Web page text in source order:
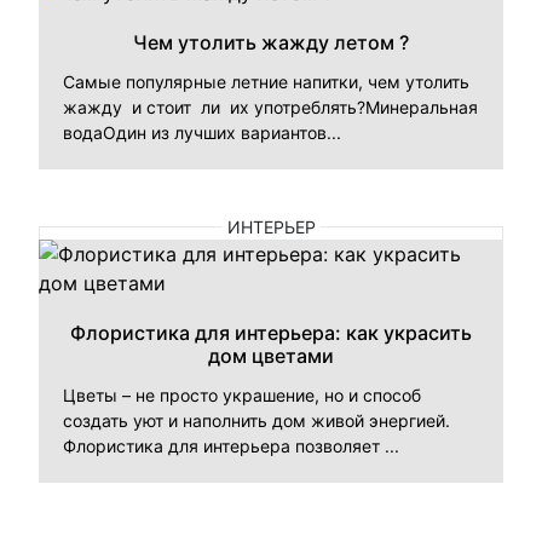
Чем утолить жажду летом ?
Самые популярные летние напитки, чем утолить
жажду и стоит ли их употреблять?Минеральная
водаОдин из лучших вариантов...
ИНТЕРЬЕР
Флористика для интерьера: как украсить
дом цветами
Цветы – не просто украшение, но и способ
создать уют и наполнить дом живой энергией.
Флористика для интерьера позволяет ...